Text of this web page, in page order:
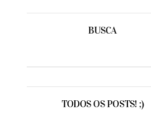
BUSCA
TODOS OS POSTS! ;)